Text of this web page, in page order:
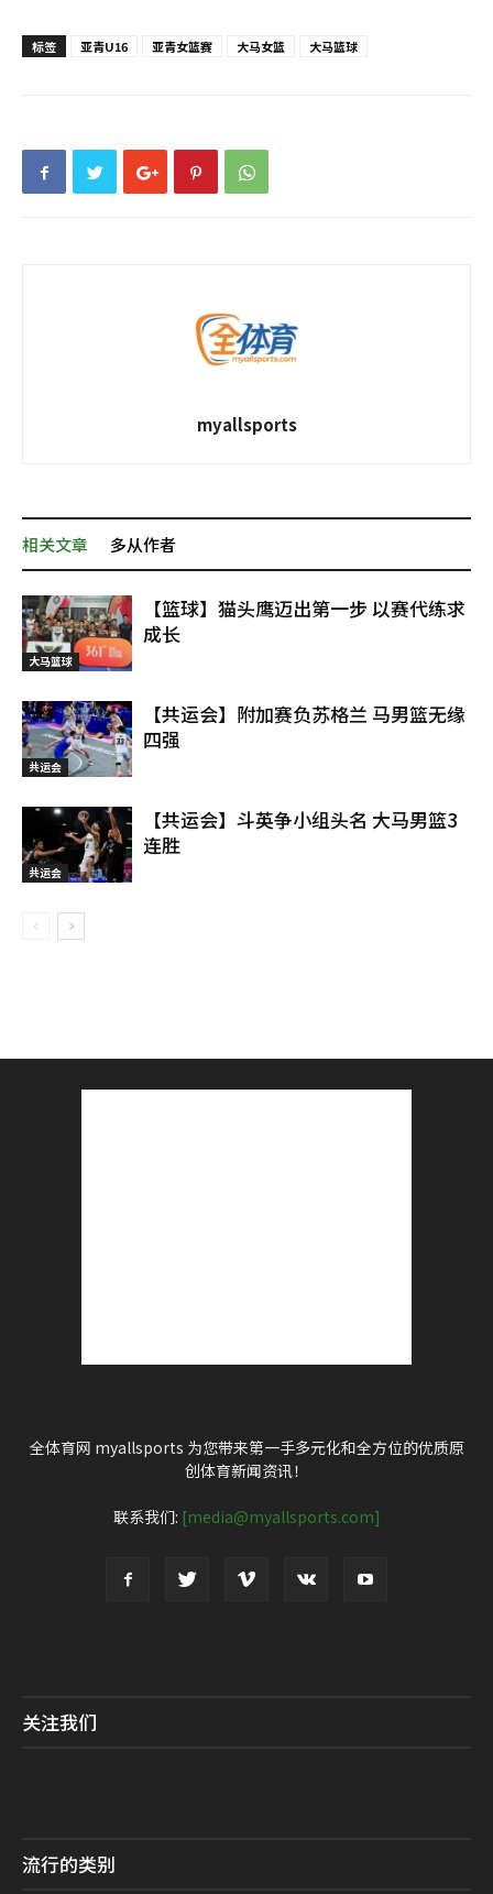
标签 亚青U16 亚青女篮赛 大马女篮 大马篮球
myallsports
相关文章 多从作者
大马篮球
【篮球】猫头鹰迈出第一步 以赛代练求
成长
共运会
【共运会】附加赛负苏格兰 马男篮无缘
四强
共运会
【共运会】斗英争小组头名 大马男篮3
连胜
全体育网 myallsports 为您带来第一手多元化和全方位的优质原
创体育新闻资讯！
联系我们: [media@myallsports.com]
关注我们
流行的类别